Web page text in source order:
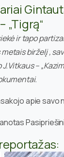
„Tigrą“
ir tapo
birželį ,
–
apie savo